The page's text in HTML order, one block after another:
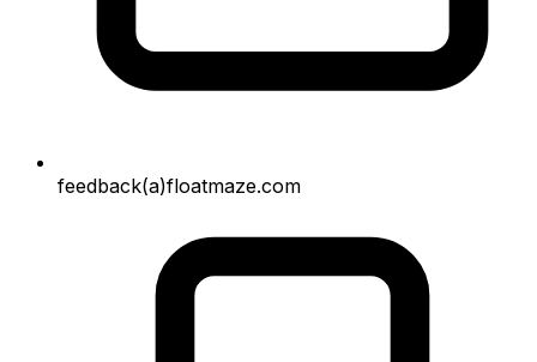
feedback(a)floatmaze.com